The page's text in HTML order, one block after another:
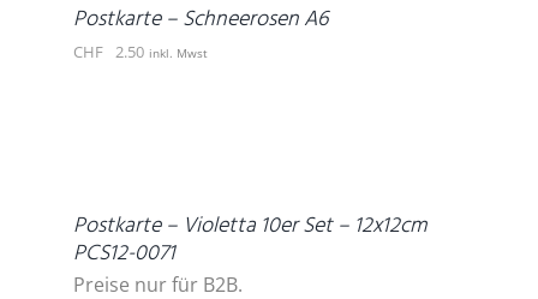
Postkarte – Schneerosen A6
CHF 2.50 inkl. Mwst
Postkarte – Violetta 10er Set – 12x12cm
PCS12-0071
Preise nur für B2B.